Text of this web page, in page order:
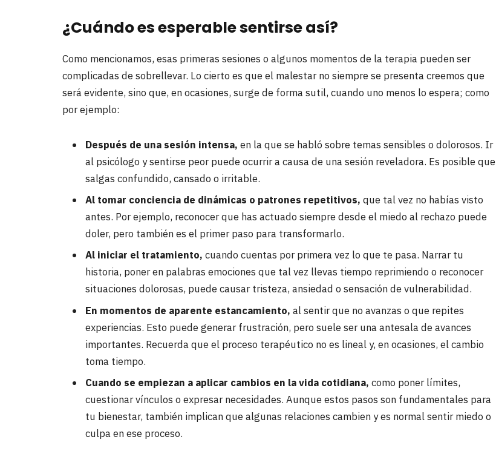
¿Cuándo es esperable sentirse así?
Como mencionamos, esas primeras sesiones o algunos momentos de la terapia pueden ser
complicadas de sobrellevar. Lo cierto es que el malestar no siempre se presenta creemos que
será evidente, sino que, en ocasiones, surge de forma sutil, cuando uno menos lo espera; como
por ejemplo:
Después de una sesión intensa, en la que se habló sobre temas sensibles o dolorosos. Ir
al psicólogo y sentirse peor puede ocurrir a causa de una sesión reveladora. Es posible que
salgas confundido, cansado o irritable.
Al tomar conciencia de dinámicas o patrones repetitivos, que tal vez no habías visto
antes. Por ejemplo, reconocer que has actuado siempre desde el miedo al rechazo puede
doler, pero también es el primer paso para transformarlo.
Al iniciar el tratamiento, cuando cuentas por primera vez lo que te pasa. Narrar tu
historia, poner en palabras emociones que tal vez llevas tiempo reprimiendo o reconocer
situaciones dolorosas, puede causar tristeza, ansiedad o sensación de vulnerabilidad.
En momentos de aparente estancamiento, al sentir que no avanzas o que repites
experiencias. Esto puede generar frustración, pero suele ser una antesala de avances
importantes. Recuerda que el proceso terapéutico no es lineal y, en ocasiones, el cambio
toma tiempo.
Cuando se empiezan a aplicar cambios en la vida cotidiana, como poner límites,
cuestionar vínculos o expresar necesidades. Aunque estos pasos son fundamentales para
tu bienestar, también implican que algunas relaciones cambien y es normal sentir miedo o
culpa en ese proceso.